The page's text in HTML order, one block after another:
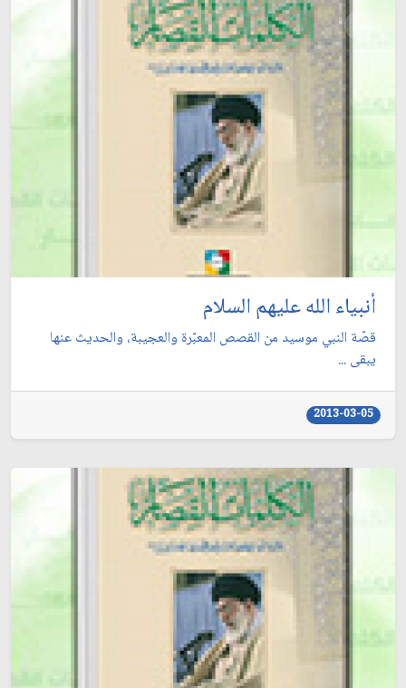
أنبياء الله عليهم السلام
قصّة النبي موسيد من القصص المعبّرة والعجيبة، والحديث عنها
يبقى ...
2013-03-05